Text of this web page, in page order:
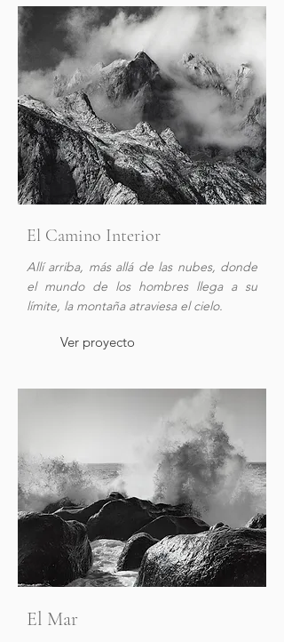
El Camino Interior
Allí arriba, más allá de las nubes, donde
el mundo de los hombres llega a su
límite, la montaña atraviesa el cielo.
Ver proyecto
El Mar